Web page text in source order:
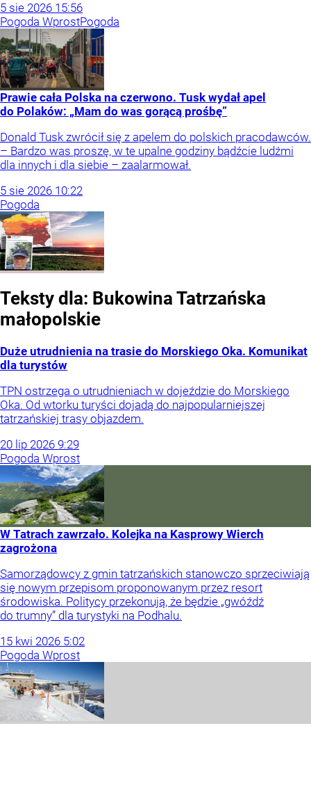
5 sie 2026 15:56
Pogoda WprostPogoda
Prawie cała Polska na czerwono. Tusk wydał apel
do Polaków: „Mam do was gorącą prośbę”
Donald Tusk zwrócił się z apelem do polskich pracodawców.
– Bardzo was proszę, w te upalne godziny bądźcie ludźmi
dla innych i dla siebie – zaalarmował.
5 sie 2026 10:22
Pogoda
Teksty dla: Bukowina Tatrzańska
małopolskie
Duże utrudnienia na trasie do Morskiego Oka. Komunikat
dla turystów
TPN ostrzega o utrudnieniach w dojeździe do Morskiego
Oka. Od wtorku turyści dojadą do najpopularniejszej
tatrzańskiej trasy objazdem.
20 lip 2026 9:29
Pogoda Wprost
W Tatrach zawrzało. Kolejka na Kasprowy Wierch
zagrożona
Samorządowcy z gmin tatrzańskich stanowczo sprzeciwiają
się nowym przepisom proponowanym przez resort
środowiska. Politycy przekonują, że będzie „gwóźdź
do trumny” dla turystyki na Podhalu.
15 kwi 2026 5:02
Pogoda Wprost